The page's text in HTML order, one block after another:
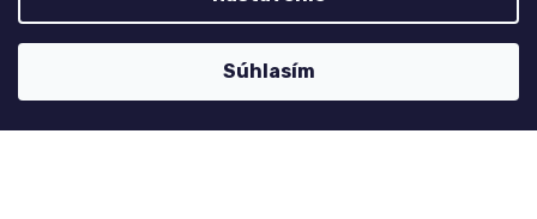
Súhlasím
Platební metody